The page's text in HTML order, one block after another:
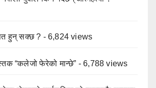
हुन् सक्छ ? - 6,824 views
“कलेजो फेरेको मान्छे” - 6,788 views